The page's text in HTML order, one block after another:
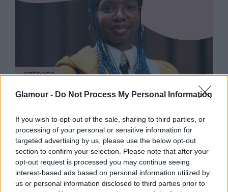
Glamour - Do Not Process My Personal Information
If you wish to opt-out of the sale, sharing to third parties, or
processing of your personal or sensitive information for
targeted advertising by us, please use the below opt-out
section to confirm your selection. Please note that after your
opt-out request is processed you may continue seeing
interest-based ads based on personal information utilized by
us or personal information disclosed to third parties prior to
SZÉPSÉG
10 szépségápolási újdonság,
hétköznapokat is feldobhatod